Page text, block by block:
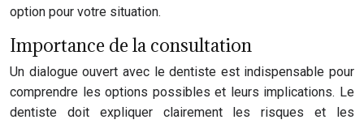
option pour votre situation.
Importance de la consultation
Un dialogue ouvert avec le dentiste est indispensable pour
comprendre les options possibles et leurs implications. Le
dentiste doit expliquer clairement les risques et les